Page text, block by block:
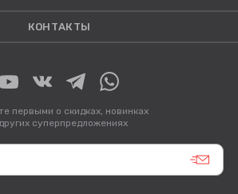
КОНТАКТЫ
первыми о скидках, новинках
суперпредложениях